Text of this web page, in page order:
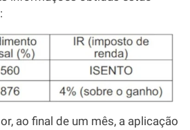
ao final de um mês, a aplicação